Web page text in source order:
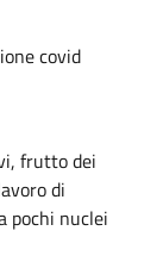
covid
frutto dei
di
pochi nuclei